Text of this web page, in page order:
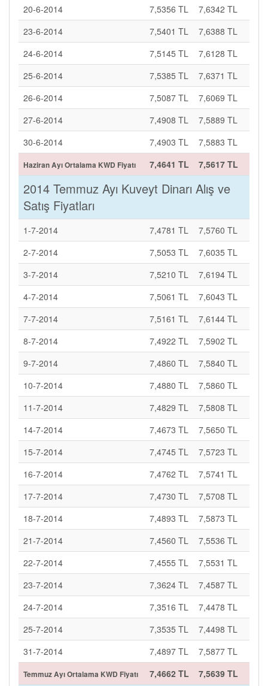
20-6-2014 7,5356 TL
7,6342 TL
23-6-2014
7,5401 TL
7,6388 TL
24-6-2014
7,5145 TL
7,6128 TL
25-6-2014
7,5385 TL
7,6371 TL
26-6-2014
7,5087 TL
7,6069 TL
27-6-2014
7,4908 TL
7,5889 TL
30-6-2014
7,4903 TL 7,5883 TL
Haziran Ayı Ortalama KWD Fiyatı 7,4641 TL 7,5617 TL
2014 Temmuz Ayı Kuveyt Dinarı Alış ve
Satış Fiyatları
1-7-2014 7,4781 TL
7,5760 TL
2-7-2014
7,5053 TL
7,6035 TL
3-7-2014
7,5210 TL
7,6194 TL
4-7-2014
7,5061 TL
7,6043 TL
7-7-2014
7,5161 TL
7,6144 TL
8-7-2014
7,4922 TL
7,5902 TL
9-7-2014
7,4860 TL
7,5840 TL
10-7-2014
7,4880 TL
7,5860 TL
11-7-2014
7,4829 TL
7,5808 TL
14-7-2014
7,4673 TL
7,5650 TL
15-7-2014
7,4745 TL
7,5723 TL
16-7-2014
7,4762 TL
7,5741 TL
17-7-2014
7,4730 TL
7,5708 TL
18-7-2014
7,4893 TL
7,5873 TL
21-7-2014
7,4560 TL
7,5536 TL
22-7-2014
7,4555 TL
7,5531 TL
23-7-2014
7,3624 TL
7,4587 TL
24-7-2014
7,3516 TL
7,4478 TL
25-7-2014
7,3535 TL
7,4498 TL
31-7-2014
7,4897 TL 7,5877 TL
Temmuz Ayı Ortalama KWD Fiyatı 7,4662 TL 7,5639 TL